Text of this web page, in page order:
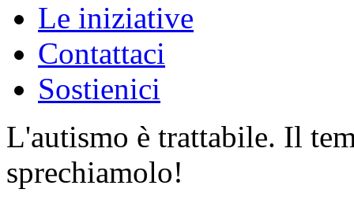
Le iniziative
Contattaci
Sostienici
L'autismo è trattabile. Il
sprechiamolo!